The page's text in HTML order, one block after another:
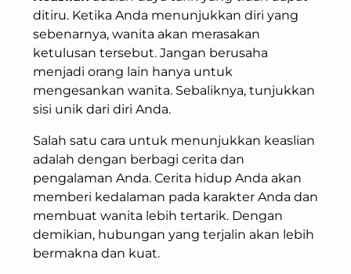
ditiru. Ketika Anda menunjukkan diri yang
sebenarnya, wanita akan merasakan
ketulusan tersebut. Jangan berusaha
menjadi orang lain hanya untuk
mengesankan wanita. Sebaliknya, tunjukkan
sisi unik dari diri Anda.
Salah satu cara untuk menunjukkan keaslian
adalah dengan berbagi cerita dan
pengalaman Anda. Cerita hidup Anda akan
memberi kedalaman pada karakter Anda dan
membuat wanita lebih tertarik. Dengan
demikian, hubungan yang terjalin akan lebih
bermakna dan kuat.